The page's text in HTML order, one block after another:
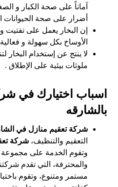
آماناً على صحة الكبار و
أضرار على صحة الحيوانات
إن البخار يعمل على تفتيت
الأوساخ بكل سهولة و
لا ينتج عن إستخدام
ملوثات بيئية على الإطلاق .
اسباب اختيارك في
بالشارقه
شركة تعقيم منازل في
التعقيم والتنظيف،شركة
وتقوم الخدمة على مجموعة
والمحترفة، التي تقدم
مستمر ومتنوع، وتقوم